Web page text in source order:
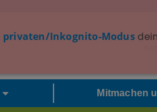
Mitmachen
privaten/Inkognito-Modus